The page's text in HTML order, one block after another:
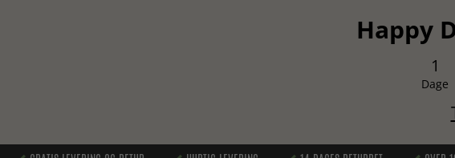
Happy
1
Dage